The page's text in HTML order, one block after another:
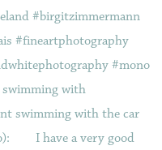
swimming with